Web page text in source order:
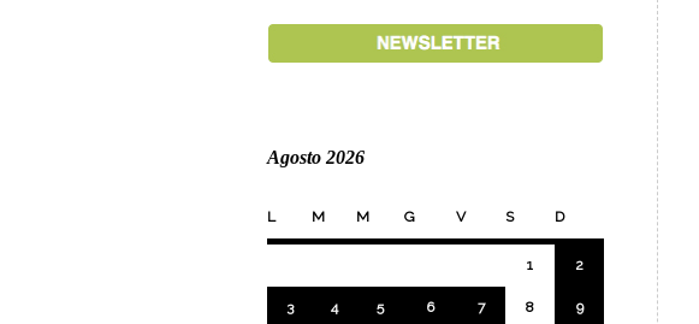
Agosto 2026
L M M G V S D
1 2
3 4 5 6 7 8 9